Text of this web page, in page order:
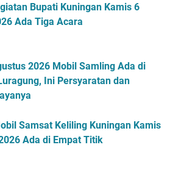
Bupati Kuningan Kamis 6
Ada Tiga Acara
2026 Mobil Samling Ada di
Ini Persyaratan dan
Samsat Keliling Kuningan Kamis
Ada di Empat Titik